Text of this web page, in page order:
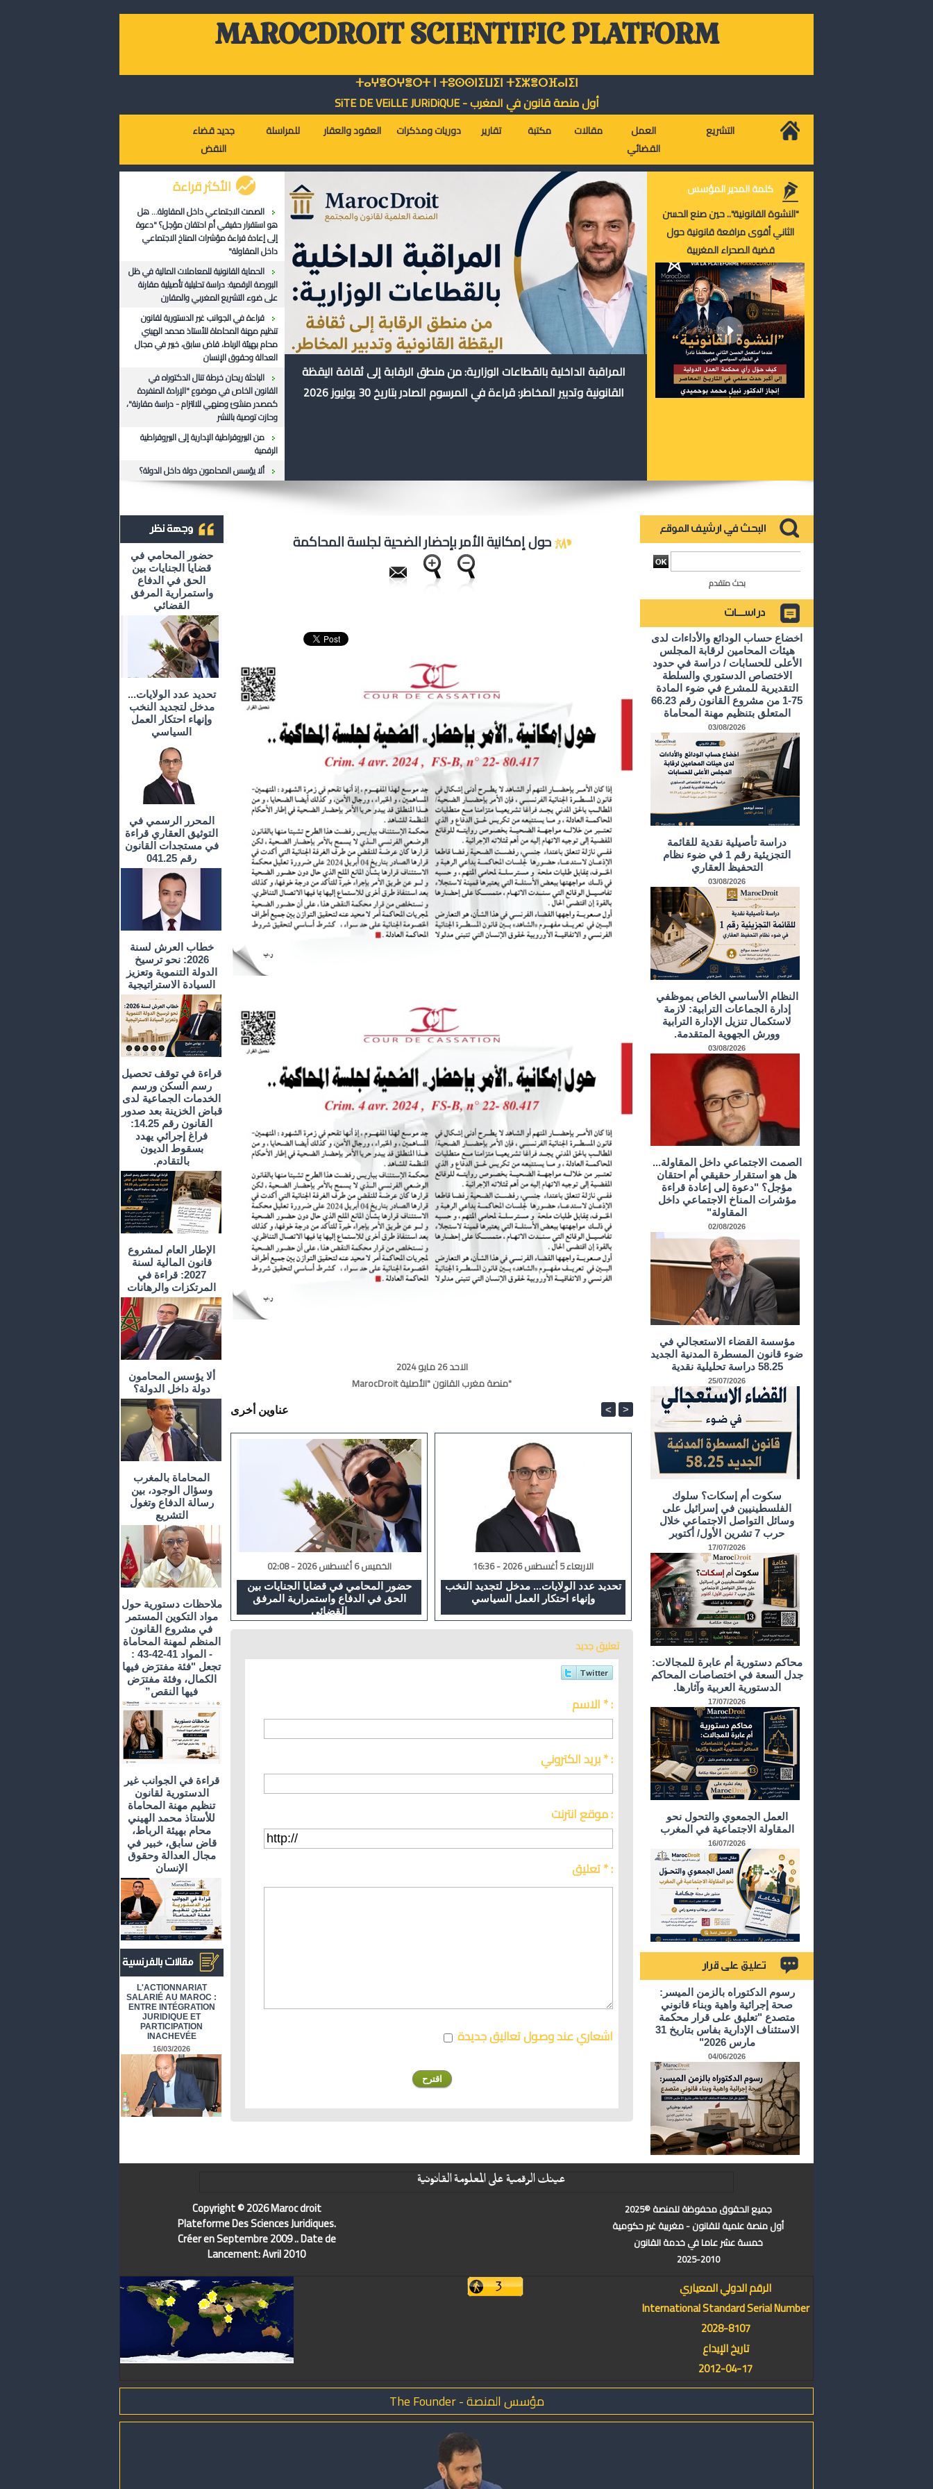
MAROCDROIT SCIENTIFIC PLATFORM
ⵜⴰⵖⴻⵔⵖⴻⵔⵜ ⵏ ⵜⵓⵙⵙⵏⵉⵡⵉⵏ ⵜⵉⵣⴻⵔⴼⴰⵏⵉⵏ
أول منصة قانون في المغرب - SiTE DE VEiLLE JURiDiQUE
جديد قضاء
النقض
للمراسلة العقود والعقار دوريات ومذكرات تقارير مكتبة مقالات
العمل
القضائي
التشريع
الأكثر قراءة
الصمت الاجتماعي داخل المقاولة... هل
هو استقرار حقيقي أم احتقان مؤجل؟ "دعوة
إلى إعادة قراءة مؤشرات المناخ الاجتماعي
داخل المقاولة"
الحماية القانونية للمعاملات المالية في ظل
البورصة الرقمية: دراسة تحليلية تأصيلية مقارنة
على ضوء التشريع المغربي والمقارن
قراءة في الجوانب غير الدستورية لقانون
تنظيم مهنة المحاماة للأستاذ محمد الهيني
محام بهيئة الرباط، قاض سابق، خبير في مجال
العدالة وحقوق الإنسان
الباحثة ريحان خرطة تنال الدكتوراه في
القانون الخاص في موضوع "الإرادة المنفردة
كمصدر منشئ ومنهي للالتزام - دراسة مقارنة"،
وحازت توصية بالنشر
من البيروقراطية الإدارية إلى البيروقراطية
الرقمية
ألا يؤسس المحامون دولة داخل الدولة؟
المراقبة الداخلية بالقطاعات الوزارية: من منطق الرقابة إلى ثقافة اليقظة
القانونية وتدبير المخاطر: قراءة في المرسوم الصادر بتاريخ 30 يوليوز 2026
كلمة المدير المؤسس
"النشوة القانونية".. حين صنع الحسن
الثاني أقوى مرافعة قانونية حول
قضية الصحراء المغربية
حضور المحامي في
قضايا الجنايات بين
الحق في الدفاع
واستمرارية المرفق
القضائي
تحديد عدد الولايات...
مدخل لتجديد النخب
وإنهاء احتكار العمل
السياسي
المحرر الرسمي في
التوثيق العقاري قراءة
في مستجدات القانون
رقم 041.25
خطاب العرش لسنة
2026: نحو ترسيخ
الدولة التنموية وتعزيز
السيادة الاستراتيجية
قراءة في توقف تحصيل
رسم السكن ورسم
الخدمات الجماعية لدى
قباض الخزينة بعد صدور
القانون رقم 14.25:
فراغ إجرائي يهدد
بسقوط الديون
بالتقادم.
الإطار العام لمشروع
قانون المالية لسنة
2027: قراءة في
المرتكزات والرهانات
ألا يؤسس المحامون
دولة داخل الدولة؟
المحاماة بالمغرب
وسؤال الوجود، بين
رسالة الدفاع وتغول
التشريع
ملاحظات دستورية حول
مواد التكوين المستمر
في مشروع القانون
المنظم لمهنة المحاماة
- المواد 41-42-43 :
تجعل "فئة مفترَض فيها
الكمال، وفئة مفترَض
فيها النقص”
قراءة في الجوانب غير
الدستورية لقانون
تنظيم مهنة المحاماة
للأستاذ محمد الهيني
محام بهيئة الرباط،
قاض سابق، خبير في
مجال العدالة وحقوق
الإنسان
L'ACTIONNARIAT
SALARIÉ AU MAROC :
ENTRE INTÉGRATION
JURIDIQUE ET
PARTICIPATION
INACHEVÉE
16/03/2026
حول إمكانية الأمر بإحضار الضحية لجلسة المحاكمة
الاحد 26 مايو 2024
MarocDroit منصة مغرب القانون "الأصلية"
عناوين أخرى < >
الخميس 6 أغسطس 2026 - 02:08
حضور المحامي في قضايا الجنايات بين
الحق في الدفاع واستمرارية المرفق
القضائي
الاربعاء 5 أغسطس 2026 - 16:36
تحديد عدد الولايات... مدخل لتجديد النخب
وإنهاء احتكار العمل السياسي
تعليق جديد
الاسم * :
بريد الكتروني * :
موقع انترنت :
تعليق * :
اشعاري عند وصول تعاليق جديدة
بحث متقدم
اخضاع حساب الودائع والأداءات لدى
هيئات المحامين لرقابة المجلس
الأعلى للحسابات / دراسة في حدود
الاختصاص الدستوري والسلطة
التقديرية للمشرع في ضوء المادة
75-1 من مشروع القانون رقم 66.23
المتعلق بتنظيم مهنة المحاماة
03/08/2026
دراسة تأصيلية نقدية للقائمة
التجزيئية رقم 1 في ضوء نظام
التحفيظ العقاري
03/08/2026
النظام الأساسي الخاص بموظفي
إدارة الجماعات الترابية: لازمة
لاستكمال تنزيل الإدارة الترابية
وورش الجهوية المتقدمة.
03/08/2026
الصمت الاجتماعي داخل المقاولة...
هل هو استقرار حقيقي أم احتقان
مؤجل؟ "دعوة إلى إعادة قراءة
مؤشرات المناخ الاجتماعي داخل
المقاولة"
02/08/2026
مؤسسة القضاء الاستعجالي في
ضوء قانون المسطرة المدنية الجديد
58.25 دراسة تحليلية نقدية
25/07/2026
سكوت أم إسكات؟ سلوك
الفلسطينيين في إسرائيل على
وسائل التواصل الاجتماعي خلال
حرب 7 تشرين الأول/ أكتوبر
17/07/2026
محاكم دستورية أم عابرة للمجالات:
جدل السعة في اختصاصات المحاكم
الدستورية العربية وآثارها.
17/07/2026
العمل الجمعوي والتحول نحو
المقاولة الاجتماعية في المغرب
16/07/2026
رسوم الدكتوراه بالزمن الميسر:
صحة إجرائية واهية وبناء قانوني
متصدع "تعليق على قرار محكمة
الاستئناف الإدارية بفاس بتاريخ 31
مارس 2026"
04/06/2026
عينك الرقمية على المعلومة القانونية
Copyright © 2026 Maroc droit
Plateforme Des Sciences Juridiques.
Créer en Septembre 2009 .. Date de
Lancement: Avril 2010
جميع الحقوق محفوظة للمنصة ©2025
أول منصة علمية للقانون - مغربية غير حكومية
خمسة عشر عاما في خدمة القانون
2025-2010
الرقم الدولي المعياري
International Standard Serial Number
2028-8107
تاريخ الإيداع
2012-04-17
مؤسس المنصة - The Founder